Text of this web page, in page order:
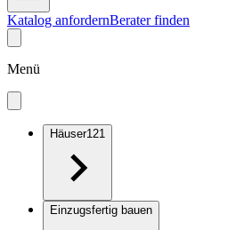
Katalog anfordernBerater finden
Menü
Häuser121
Einzugsfertig bauen